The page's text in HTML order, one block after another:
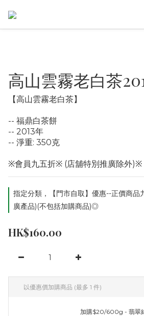
高山雲霧老白茶
【高山雲霧老白茶】
-- 福鼎白茶餅
-- 2013年
-- 淨重: 350克
※會員九五折※ (店舖特別推廣除外)※
指定分類，【門市自取】優惠--正價商品
廣產品)(不包括加購商品)◎
HK$160.00
以優惠價加購商品 (最多 1 件)
加購$20/600g - 翡翠